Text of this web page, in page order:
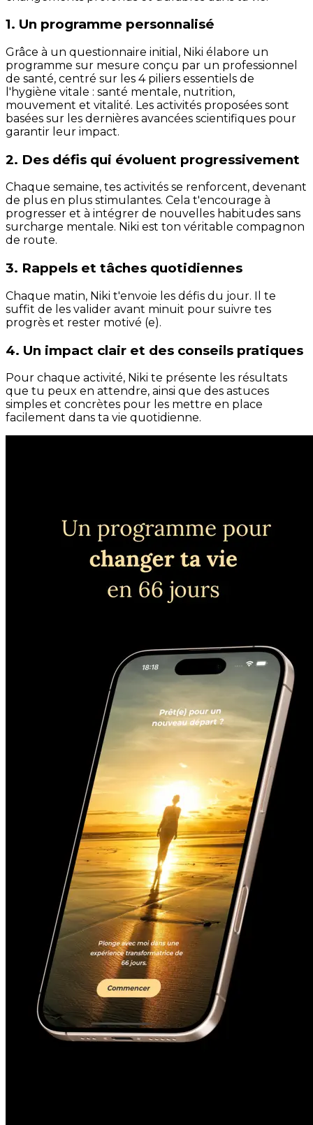
1. Un programme personnalisé
Grâce à un questionnaire initial, Niki élabore un
programme sur mesure conçu par un professionnel
de santé, centré sur les 4 piliers essentiels de
l'hygiène vitale : santé mentale, nutrition,
mouvement et vitalité. Les activités proposées sont
basées sur les dernières avancées scientifiques pour
garantir leur impact.
2. Des défis qui évoluent progressivement
Chaque semaine, tes activités se renforcent, devenant
de plus en plus stimulantes. Cela t'encourage à
progresser et à intégrer de nouvelles habitudes sans
surcharge mentale. Niki est ton véritable compagnon
de route.
3. Rappels et tâches quotidiennes
Chaque matin, Niki t'envoie les défis du jour. Il te
suffit de les valider avant minuit pour suivre tes
progrès et rester motivé (e).
4. Un impact clair et des conseils pratiques
Pour chaque activité, Niki te présente les résultats
que tu peux en attendre, ainsi que des astuces
simples et concrètes pour les mettre en place
facilement dans ta vie quotidienne.